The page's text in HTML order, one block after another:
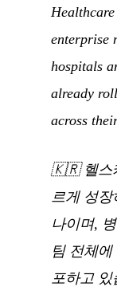
enterprise
hospitals
already
across
🇰🇷 헬
르게 성장
나이며,
팀 전체에
포하고 있